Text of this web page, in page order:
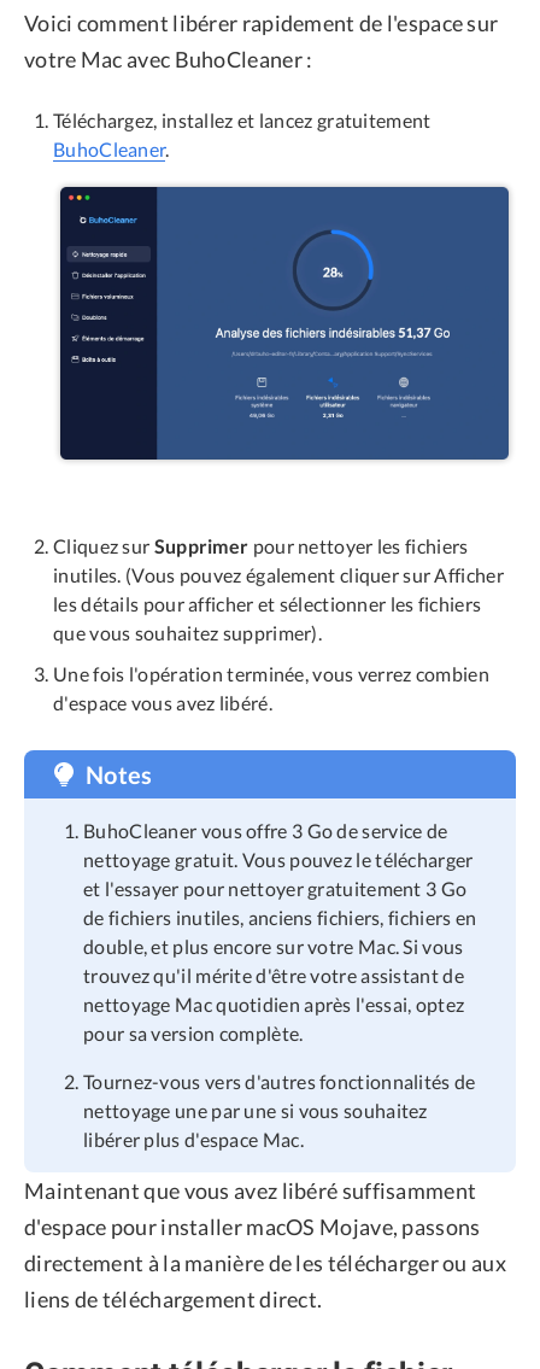
Voici comment libérer rapidement de l'espace sur
votre Mac avec BuhoCleaner :
Téléchargez, installez et lancez gratuitement
BuhoCleaner.
Cliquez sur Supprimer pour nettoyer les fichiers
inutiles. (Vous pouvez également cliquer sur Afficher
les détails pour afficher et sélectionner les fichiers
que vous souhaitez supprimer).
Une fois l'opération terminée, vous verrez combien
d'espace vous avez libéré.
Notes
BuhoCleaner vous offre 3 Go de service de
nettoyage gratuit. Vous pouvez le télécharger
et l'essayer pour nettoyer gratuitement 3 Go
de fichiers inutiles, anciens fichiers, fichiers en
double, et plus encore sur votre Mac. Si vous
trouvez qu'il mérite d'être votre assistant de
nettoyage Mac quotidien après l'essai, optez
pour sa version complète.
Tournez-vous vers d'autres fonctionnalités de
nettoyage une par une si vous souhaitez
libérer plus d'espace Mac.
Maintenant que vous avez libéré suffisamment
d'espace pour installer macOS Mojave, passons
directement à la manière de les télécharger ou aux
liens de téléchargement direct.